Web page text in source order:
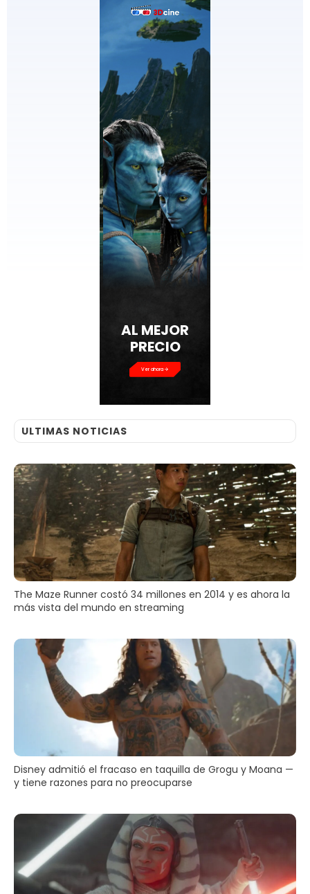
AL MEJOR
PRECIO
Ver ahora
ULTIMAS NOTICIAS
The Maze Runner costó 34 millones en 2014 y es ahora la
más vista del mundo en streaming
Disney admitió el fracaso en taquilla de Grogu y Moana —
y tiene razones para no preocuparse